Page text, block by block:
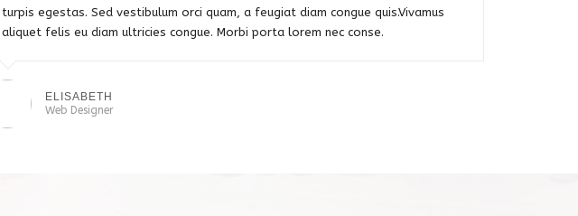
turpis egestas. Sed vestibulum orci quam, a feugiat diam congue quis.Vivamus
aliquet felis eu diam ultricies congue. Morbi porta lorem nec conse.
ELISABETH
Web Designer